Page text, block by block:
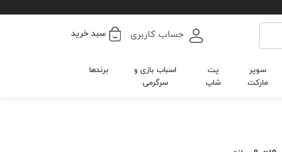
حساب کاربری سبد خرید
سوپر
مارکت
پت
شاپ
اسباب بازی و
سرگرمی
برندها